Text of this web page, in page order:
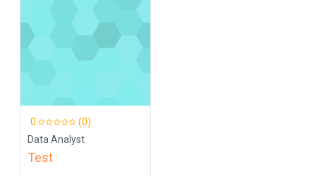
0
(0)
Data Analyst
Test